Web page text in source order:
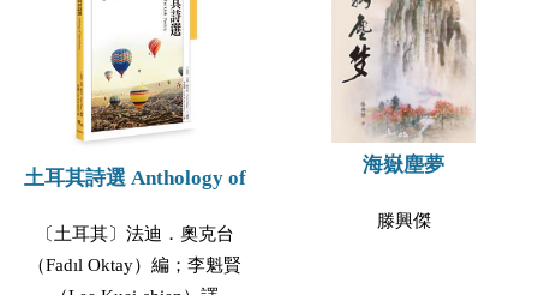
土耳其詩選 Anthology of
〔土耳其〕法迪．奧克台
（Fadıl Oktay）編；李魁賢
海嶽塵夢
滕興傑